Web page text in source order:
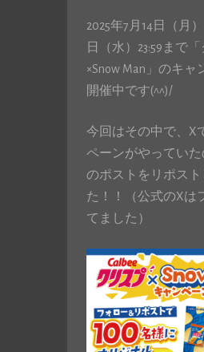
2025年7月14日（月
日（水）23:59まで
×Snow Man」のキャ
開催中です(^^)/
今回はその中で、X
ペーンがやってい
のポストをリポスト
た！！（公式のXは
てました）